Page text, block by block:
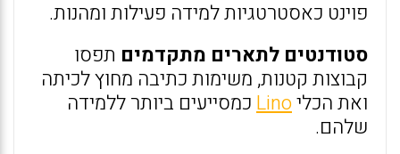
פוינט כאסטרטגיות למידה פעילות ומהנות.
סטודנטים לתארים מתקדמים תפסו
קבוצות קטנות, משימות כתיבה מחוץ לכיתה
ואת הכליLino כמסייעים ביותר ללמידה
שלהם.